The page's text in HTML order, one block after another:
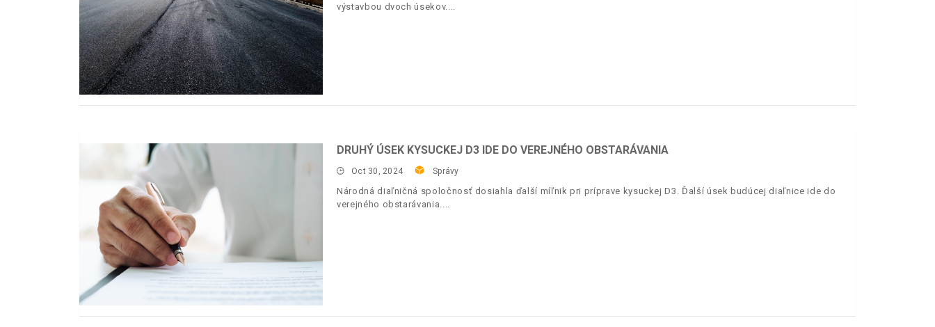
výstavbou dvoch úsekov.
DRUHÝ ÚSEK KYSUCKEJ D3 IDE DO VEREJNÉHO OBSTARÁVANIA
Oct 30, 2024 Správy
Národná diaľničná spoločnosť dosiahla ďalší míľnik pri príprave kysuckej D3. Ďalší úsek budúcej diaľnice ide do
verejného obstarávania.